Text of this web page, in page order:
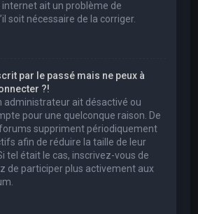
ait un problème de
soit nécessaire de la corriger.
par le passé mais ne peux à
?!
administrateur ait désactivé ou
pour une quelconque raison. De
suppriment périodiquement
afin de réduire la taille de leur
tel était le cas, inscrivez-vous de
de participer plus activement aux